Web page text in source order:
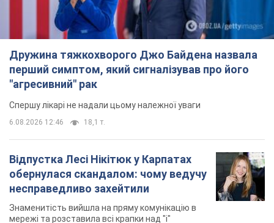
обернулася скандалом: чому ведучу
несправедливо захейтили
Знаменитість вийшла на пряму комунікацію в
мережі та розставила всі крапки над "і"
6.08.2026 17:32 14,7 т.
"Динамо" з перемоги стартувало у
кваліфікації Ліги конференцій. Відео
11 часов назад 3,0 т.